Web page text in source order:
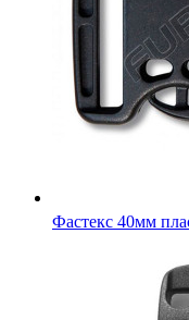
Фастекс 40мм